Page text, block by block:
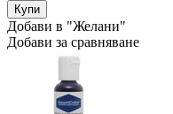
Добави в "Желани"
Добави за сравняване